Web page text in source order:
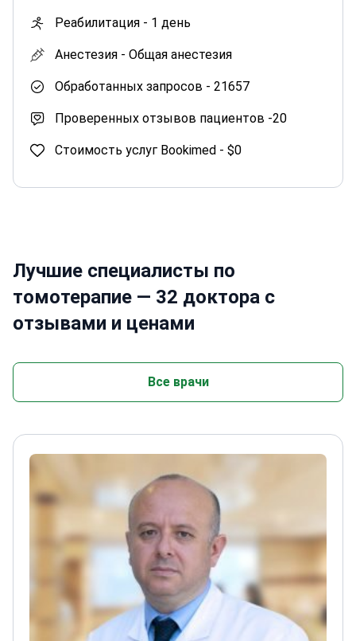
Реабилитация - 1 день
Анестезия - Общая анестезия
Обработанных запросов - 21657
Проверенных отзывов пациентов -20
Стоимость услуг Bookimed - $0
Лучшие специалисты по
томотерапие — 32 доктора с
отзывами и ценами
Все врачи